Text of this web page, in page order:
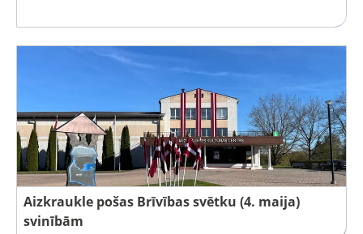
Aizkraukle pošas Brīvības svētku (4. maija)
svinībām